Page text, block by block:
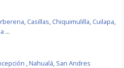
, Casillas, Chiquimulilla, Cuilapa,
...
,Nahualá, San Andres